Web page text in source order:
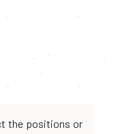
the positions or